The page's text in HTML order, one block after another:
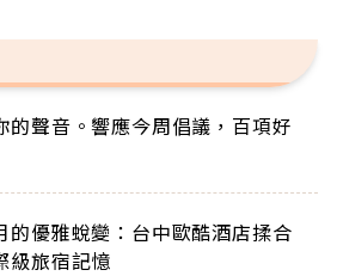
的聲音。響應今周倡議，百項好
的優雅蛻變：台中歐酷酒店揉合
級旅宿記憶